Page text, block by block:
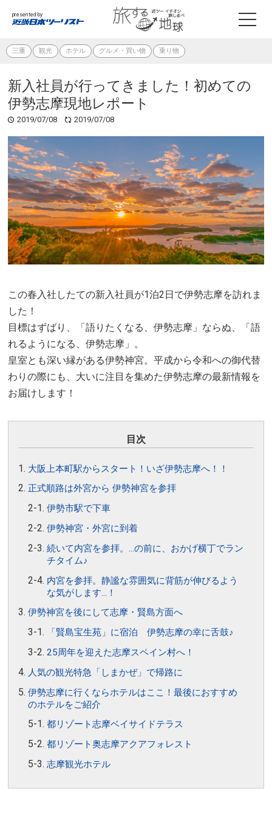
presented by
三重 観光 ホテル グルメ・買い物 乗り物
新入社員が行ってきました！初めての
伊勢志摩現地レポート
2019/07/08 2019/07/08
この春入社したての新入社員が1泊2日で伊勢志摩を訪れま
した！
目標はずばり、「語りたくなる、伊勢志摩」ならぬ、「語
れるようになる、伊勢志摩」。
皇室とも深い縁がある伊勢神宮。平成から令和への御代替
わりの際にも、大いに注目を集めた伊勢志摩の最新情報を
お届けします！
目次
大阪上本町駅からスタート！いざ伊勢志摩へ！！
正式順路は外宮から 伊勢神宮を参拝
伊勢市駅で下車
伊勢神宮・外宮に到着
続いて内宮を参拝。…の前に、おかげ横丁でラン
チタイム♪
内宮を参拝。静謐な雰囲気に背筋が伸びるよう
な気がします…！
伊勢神宮を後にして志摩・賢島方面へ
「賢島宝生苑」に宿泊 伊勢志摩の幸に舌鼓♪
25周年を迎えた志摩スペイン村へ！
人気の観光特急「しまかぜ」で帰路に
伊勢志摩に行くならホテルはここ！最後におすすめ
のホテルをご紹介
都リゾート志摩ベイサイドテラス
都リゾート奥志摩アクアフォレスト
志摩観光ホテル